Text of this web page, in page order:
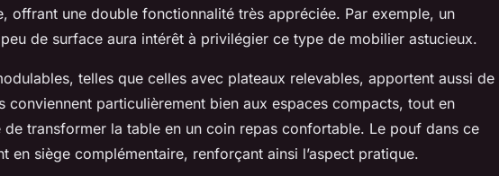
offrant une double fonctionnalité très appréciée. Par exemple, un
de surface aura intérêt à privilégier ce type de mobilier astucieux.
telles que celles avec plateaux relevables, apportent aussi de
conviennent particulièrement bien aux espaces compacts, tout en
transformer la table en un coin repas confortable. Le pouf dans ce
en siège complémentaire, renforçant ainsi l’aspect pratique.